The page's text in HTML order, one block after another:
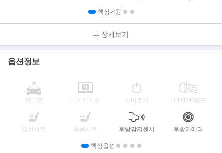
핵심제원
상세보기
옵션정보
썬루프 네비게이션 스마트키 LED/HID램프
열선시트 통풍시트 후방감지센서 후방카메라
핵심옵션